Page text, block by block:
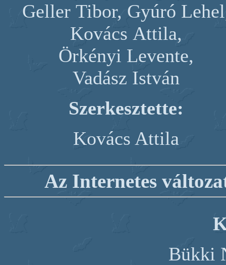
Geller Tibor, Gyúró
Kovács Attila,
Örkényi Levente,
Vadász István
Szerkesztette:
Kovács Attila
Az Internetes
Bükki